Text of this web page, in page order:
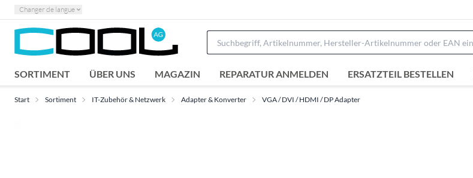
Changer de langue
SORTIMENT ÜBER UNS MAGAZIN REPARATUR ANMELDEN ERSATZTEIL BESTELLEN
Start Sortiment IT-Zubehör & Netzwerk Adapter & Konverter VGA / DVI / HDMI / DP Adapter